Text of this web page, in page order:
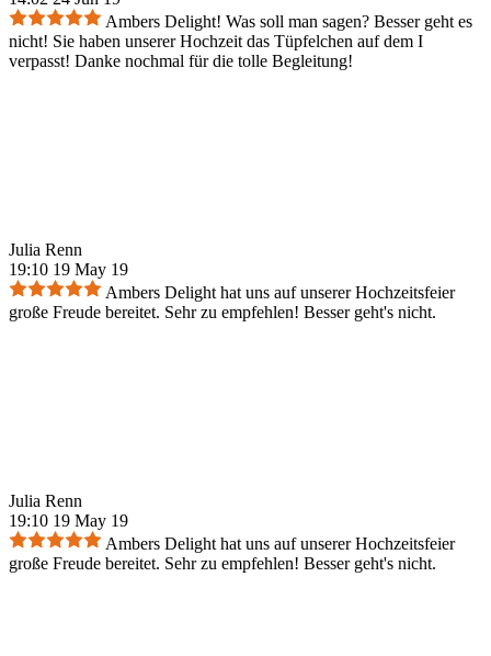
Ambers Delight! Was soll man sagen? Besser geht es
nicht! Sie haben unserer Hochzeit das Tüpfelchen auf dem I
verpasst! Danke nochmal für die tolle Begleitung!
Julia Renn
19:10 19 May 19
Ambers Delight hat uns auf unserer Hochzeitsfeier
große Freude bereitet. Sehr zu empfehlen! Besser geht's nicht.
Julia Renn
19:10 19 May 19
Ambers Delight hat uns auf unserer Hochzeitsfeier
große Freude bereitet. Sehr zu empfehlen! Besser geht's nicht.